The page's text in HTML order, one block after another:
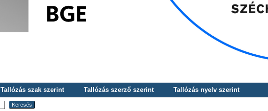
Tallózás szak szerint Tallózás szerző szerint
Tallózás nyelv szerint